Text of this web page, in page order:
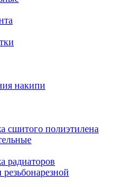
накипи
сшитого полиэтилена
радиаторов